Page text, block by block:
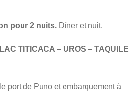
pour 2 nuits. Dîner et nuit.
TITICACA – UROS – TAQUILE
port de Puno et embarquement à